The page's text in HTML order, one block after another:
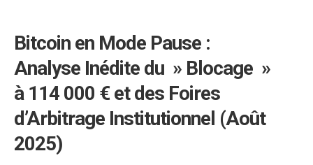
Bitcoin en Mode Pause :
Analyse Inédite du » Blocage »
à 114 000 € et des Foires
d’Arbitrage Institutionnel (Août
2025)